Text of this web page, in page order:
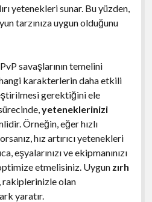
yetenekleri sunar. Bu yüzden,
tarzınıza uygun olduğunu
savaşlarının temelini
karakterlerin daha etkili
gerektiğini ele
yeteneklerinizi
Örneğin, eğer hızlı
hız artırıcı yetenekleri
eşyalarınızı ve ekipmanınızı
etmelisiniz. Uygun zırh
rakiplerinizle olan
yaratır.